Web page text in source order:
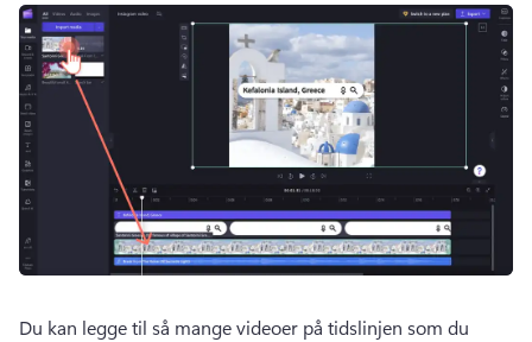
Du kan legge til så mange videoer på tidslinjen som du